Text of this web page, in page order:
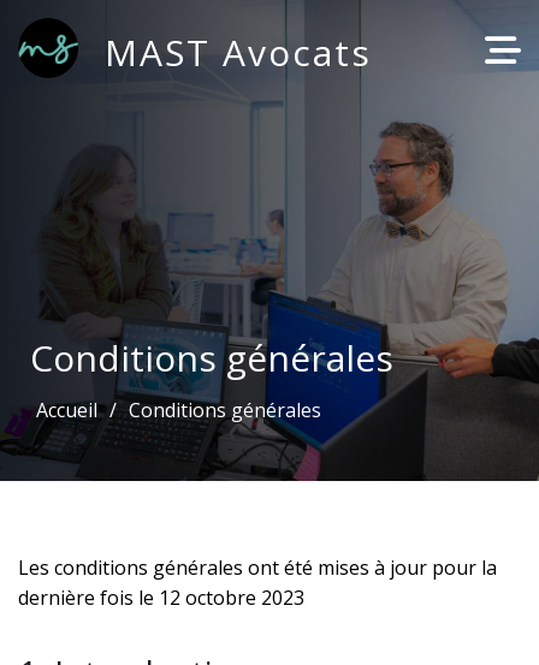
MAST Avocats
Conditions générales
Accueil Conditions générales
Les conditions générales ont été mises à jour pour la
dernière fois le 12 octobre 2023